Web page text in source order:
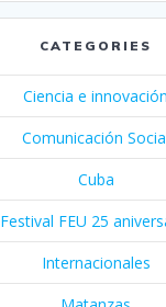
CATEGORIES
Ciencia e innovación
Comunicación
Cuba
Festival FEU 25
Internacionales